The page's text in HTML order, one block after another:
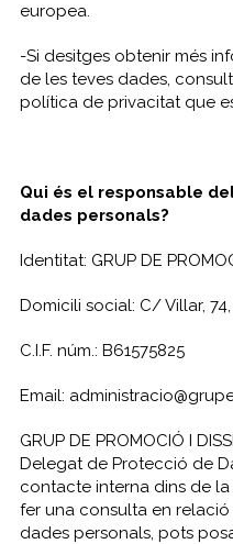
europea.
-Si desitges obtenir més
de les teves dades,
política de privacitat que
Qui és el responsable
dades personals?
Identitat: GRUP DE
Domicili social: C/ Villar, 74,
C.I.F. núm.: B61575825
Email:
GRUP DE PROMOCIÓ I
Delegat de Protecció de
contacte interna dins de
fer una consulta en
dades personals, pots